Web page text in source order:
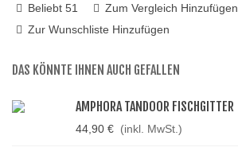
Beliebt 51 Zum Vergleich Hinzufügen
Zur Wunschliste Hinzufügen
DAS KÖNNTE IHNEN AUCH GEFALLEN
AMPHORA TANDOOR FISCHGITTER
44,90 € (inkl. MwSt.)